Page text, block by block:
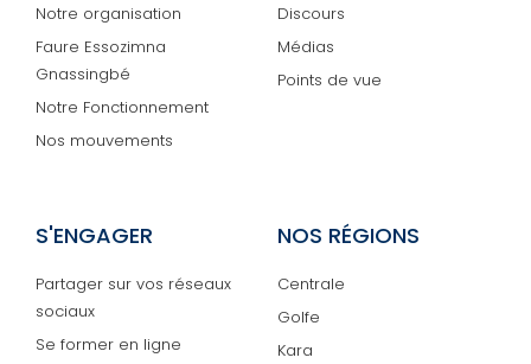
Notre organisation
Faure Essozimna
Gnassingbé
Notre Fonctionnement
Nos mouvements
Discours
Médias
Points de vue
S'ENGAGER
Partager sur vos réseaux
sociaux
Se former en ligne
NOS RÉGIONS
Centrale
Golfe
Kara